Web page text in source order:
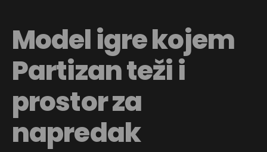
Model igre kojem
Partizan teži i
prostor za
napredak